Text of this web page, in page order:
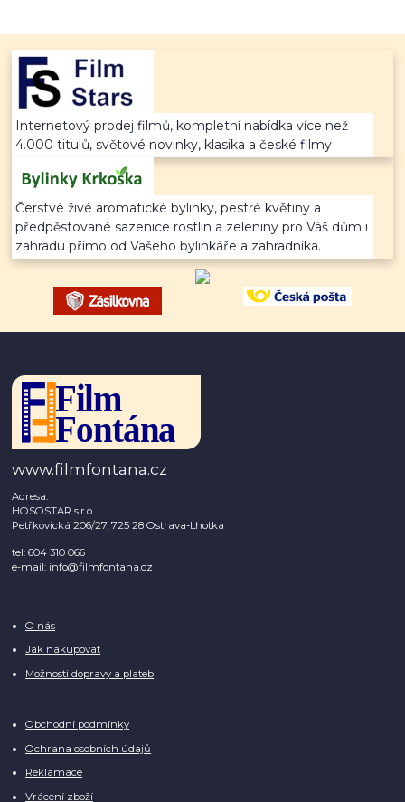
Internetový prodej filmů, kompletní nabídka více než
4.000 titulů, světové novinky, klasika a české filmy
Čerstvé živé aromatické bylinky, pestré květiny a
předpěstované sazenice rostlin a zeleniny pro Váš dům i
zahradu přímo od Vašeho bylinkáře a zahradníka.
www.filmfontana.cz
Adresa:
HOSOSTAR s.r.o
Petřkovická 206/27, 725 28 Ostrava-Lhotka
tel: 604 310 066
e-mail: info@filmfontana.cz
O nás
Jak nakupovat
Možnosti dopravy a plateb
Obchodní podmínky
Ochrana osobních údajů
Reklamace
Vrácení zboží